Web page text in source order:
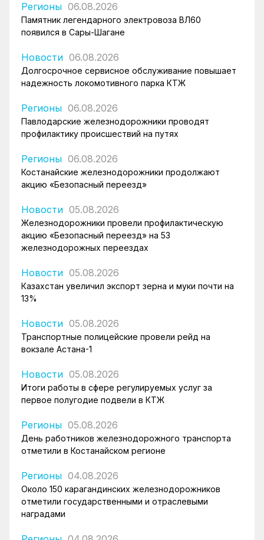
Регионы 06.08.2026
Памятник легендарного электровоза ВЛ60
появился в Сары-Шагане
Новости 06.08.2026
Долгосрочное сервисное обслуживание повышает
надежность локомотивного парка КТЖ
Регионы 06.08.2026
Павлодарские железнодорожники проводят
профилактику происшествий на путях
Регионы 06.08.2026
Костанайские железнодорожники продолжают
акцию «Безопасный переезд»
Новости 05.08.2026
Железнодорожники провели профилактическую
акцию «Безопасный переезд» на 53
железнодорожных переездах
Новости 05.08.2026
Казахстан увеличил экспорт зерна и муки почти на
13%
Новости 05.08.2026
Транспортные полицейские провели рейд на
вокзале Астана-1
Новости 05.08.2026
Итоги работы в сфере регулируемых услуг за
первое полугодие подвели в КТЖ
Регионы 05.08.2026
День работников железнодорожного транспорта
отметили в Костанайском регионе
Регионы 04.08.2026
Около 150 карагандинских железнодорожников
отметили государственными и отраслевыми
наградами